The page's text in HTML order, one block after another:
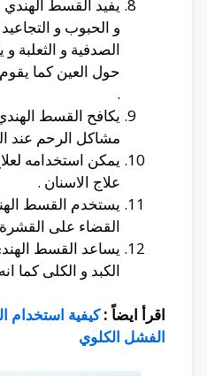
يفيد القسط الهندي
و الحبوب و
الصدفية و الثعلبة
حول العين كما
.
يكافح القسط
مشاكل الرحم عند
يمكن استخدامه
علاج الاسنان .
يستخدم القسط
القضاء على
يساعد القسط
الكبد و الكلى كما
اقرأ ايضاً :كيفية استخدام
الفشل الكلوي